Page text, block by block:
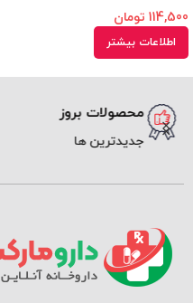
114,500 تومان
اطلاعات بیشتر
محصولات بروز
جدیدترین ها